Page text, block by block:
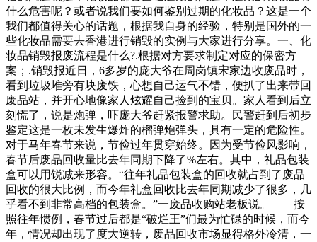
什么危害呢？或者说我们要如何鉴别过期的化妆品？这是一个
我们都值得关心的话题，根据我自身的经验，特别是国外的一
些化妆品需要去香港进行销毁的实例与大家进行分享。一、化
妆品销毁报废流程是什么?.根据对方要求制定对应的保密方
案；.销毁报近日，6多岁的庞大爷在周岗镇宋家边收废品时，
看到垃圾堆旁有块废铁，心想自己运气不错，便扒了出来带回
废品站，并开心地像家人炫耀自己捡到的宝贝。家人看到后立
刻慌了，说是炮弹，吓庞大爷赶紧报警求助。民警赶到后初步
鉴定这是一枚未发生爆炸的榴弹炮弹头，具有一定的危险性。
对于马年春节来说，节俭过年贯穿始终。因为受节俭风影响，
春节后废品回收量比去年同期下降了%左右。其中，礼品包装
盒可以用锐减来形容。“往年礼品包装盒的回收就占到了废品
回收的很大比例，而今年礼盒回收比去年同期减少了很多，几
乎看不到非常高档的包装盒。”一废品收购站老板说。 按
照往年惯例，春节过后都是“破烂王”们最为忙碌的时候，而今
年，情况却出现了度大逆转，废品回收市场显得格外冷清，一